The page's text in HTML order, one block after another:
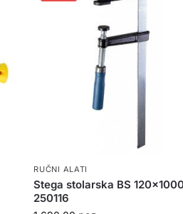
RUČNI ALATI
Stega stolarska BS
250116